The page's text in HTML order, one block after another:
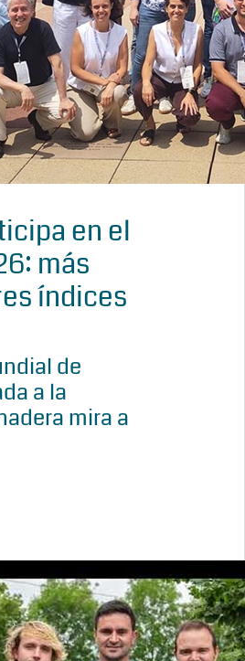
en el
más
índices
de
a la
mira a